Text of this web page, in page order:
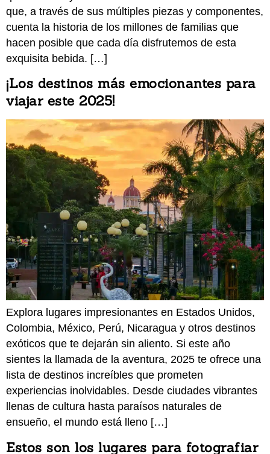
que, a través de sus múltiples piezas y componentes,
cuenta la historia de los millones de familias que
hacen posible que cada día disfrutemos de esta
exquisita bebida. […]
¡Los destinos más emocionantes para
viajar este 2025!
Explora lugares impresionantes en Estados Unidos,
Colombia, México, Perú, Nicaragua y otros destinos
exóticos que te dejarán sin aliento. Si este año
sientes la llamada de la aventura, 2025 te ofrece una
lista de destinos increíbles que prometen
experiencias inolvidables. Desde ciudades vibrantes
llenas de cultura hasta paraísos naturales de
ensueño, el mundo está lleno […]
Estos son los lugares para fotografiar